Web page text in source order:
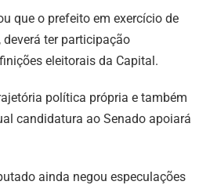
que o prefeito em exercício de
deverá ter participação
eleitorais da Capital.
política própria e também
candidatura ao Senado apoiará
ainda negou especulações